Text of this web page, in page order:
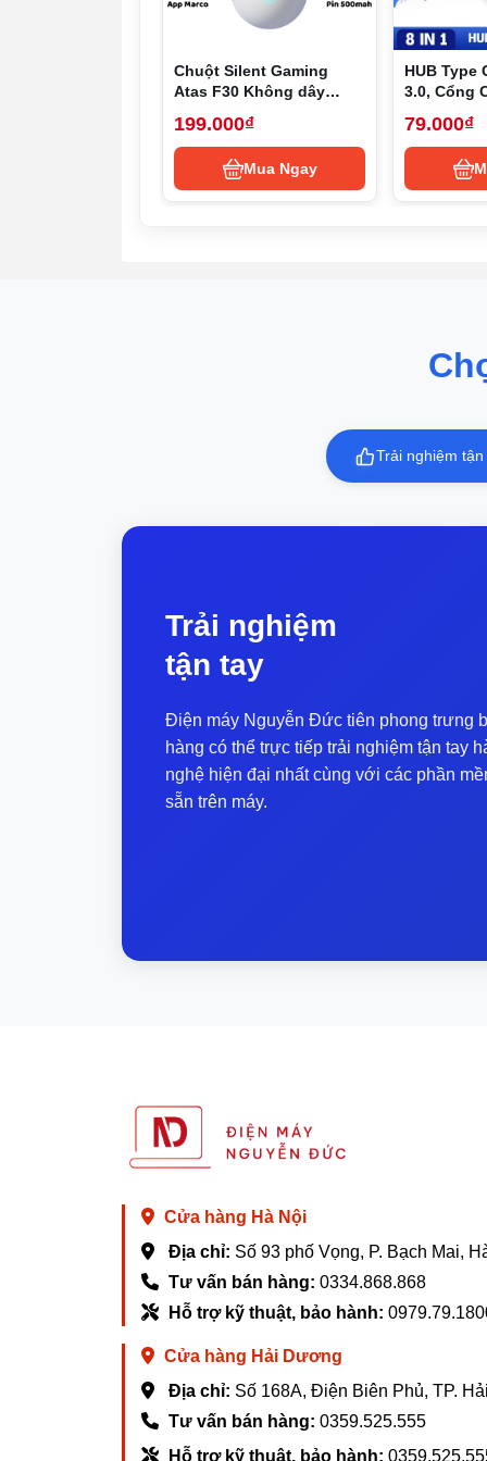
Thiết kế & hoàn thiện
Legion Y7000 2025 năm nay được khoác
mới mang lại cảm giác chắc chắn và
cực kì nhẹ nhàng trong phân khúc
Màn hình 2K+ 180Hz –
14650HX thế hệ thứ 14, kết hợp với card
Máy đi kèm RAM 16GB DDR5 và ổ cứng
Bàn phím TrueStrike &
Bàn phím TrueStrike fullsize với đèn nền
Hệ thống tản nhiệt được cải tiến với các
Cổng kết nối đa dạng
Legion Y7000 2025 được trang bị đầy đủ
Chuột Silent Gaming
Atas F30 Không dây
dụng liên tục 50h - Có
app Marco
199.000₫
Mua Ngay
HUB Type
3.0, Cổng
to
TF,RJ45,
79.000₫
Trải nghiệm tận
Trải nghiệm
tận tay
Điện máy Nguyễn Đức tiên phong trưng
hàng có thể trực tiếp trải nghiệm tận tay
nghệ hiện đại nhất cùng với các phần
sẵn trên máy.
Cửa hàng Hà Nội
Địa chỉ: Số 93 phố Vọng, P. Bạch Mai,
Tư vấn bán hàng: 0334.868.868
Hỗ trợ kỹ thuật, bảo hành:
Cửa hàng Hải Dương
Địa chỉ: Số 168A, Điện Biên Phủ, TP.
Tư vấn bán hàng: 0359.525.555
Hỗ trợ kỹ thuật, bảo hành: